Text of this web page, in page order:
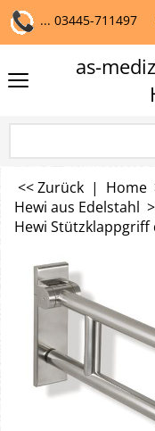
... 03445-711497
as-
<< Zurück | Home
Hewi aus Edelstahl >
Hewi